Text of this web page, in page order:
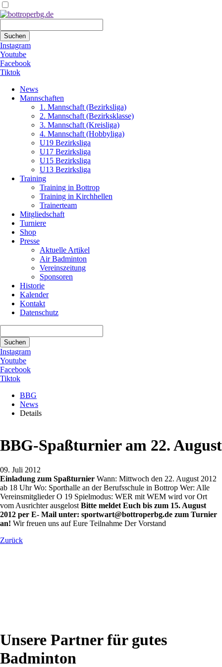
Suchen
Instagram
Youtube
Facebook
Tiktok
überspringen
News
Mannschaften
1. Mannschaft (Bezirksliga)
2. Mannschaft (Bezirksklasse)
3. Mannschaft (Kreisliga)
4. Mannschaft (Hobbyliga)
U19 Bezirksliga
U17 Bezirksliga
U15 Bezirksliga
U13 Bezirksliga
Training
Training in Bottrop
Training in Kirchhellen
Trainerteam
Mitgliedschaft
Turniere
Shop
Presse
Aktuelle Artikel
Air Badminton
Vereinszeitung
Sponsoren
Historie
Kalender
Kontakt
Datenschutz
Suchen
Instagram
Youtube
Facebook
Tiktok
BBG
News
Details
BBG-Spaßturnier am 22. August
09. Juli 2012
Einladung zum Spaßturnier Wann: Mittwoch den 22. August 2012
ab 18 Uhr Wo: Sporthalle an der Berufsschule in Bottrop Wer: Alle
Vereinsmitglieder O 19 Spielmodus: WER mit WEM wird vor Ort
vom Ausrichter ausgelost Bitte meldet Euch bis zum 15. August
2012 per E- Mail unter: sportwart@bottroperbg.de zum Turnier
an! Wir freuen uns auf Eure Teilnahme Der Vorstand
Zurück
Unsere Partner für gutes
Badminton